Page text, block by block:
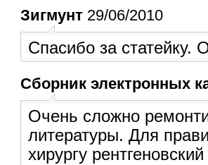
Зигмунт29/06/2010
Спасибо за статейку.
Сборник электронных
Очень сложно
литературы. Для
хирургу